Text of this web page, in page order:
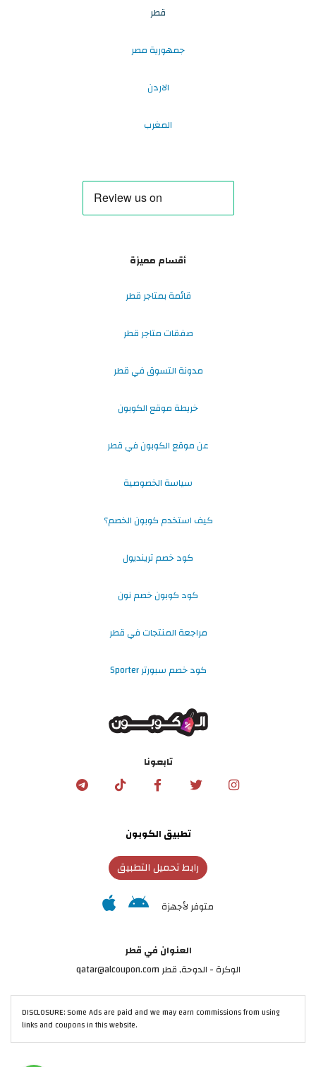
قطر
جمهورية مصر
الاردن
المغرب
أقسام مميزة
قائمة بمتاجر قطر
صفقات متاجر قطر
مدونة التسوق في قطر
خريطة موقع الكوبون
عن موقع الكوبون في قطر
سياسة الخصوصية
كيف استخدم كوبون الخصم؟
كود خصم ترينديول
كود كوبون خصم نون
مراجعة المنتجات في قطر
كود خصم سبورتر Sporter
تابعونا
تطبيق الكوبون
رابط تحميل التطبيق
متوفر لأجهزة
العنوان في قطر
الوكرة - الدوحة, قطر qatar@alcoupon.com
DISCLOSURE: Some Ads are paid and we may earn commissions from using
links and coupons in this website.